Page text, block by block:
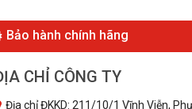
Bảo hành chính hãng
CHỈ CÔNG TY
Địa chỉ ĐKKD: 211/10/1 Vĩnh Viễn,